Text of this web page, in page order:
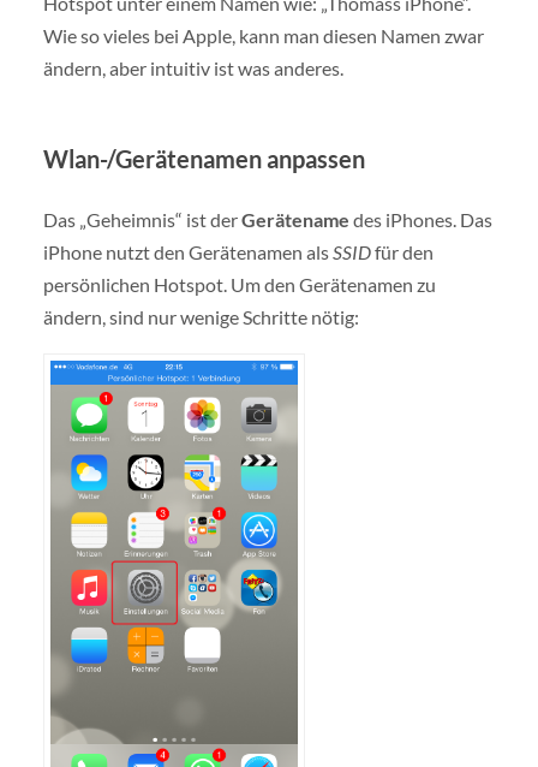
Wie so vieles bei Apple, kann man diesen Namen zwar
ändern, aber intuitiv ist was anderes.
Wlan-/Gerätenamen anpassen
Das „Geheimnis“ ist derGerätename des iPhones. Das
iPhone nutzt den Gerätenamen als SSIDfür den
persönlichen Hotspot. Um den Gerätenamen zu
ändern, sind nur wenige Schritte nötig: